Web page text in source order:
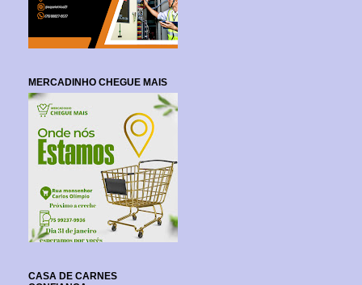
MERCADINHO CHEGUE MAIS
CASA DE CARNES